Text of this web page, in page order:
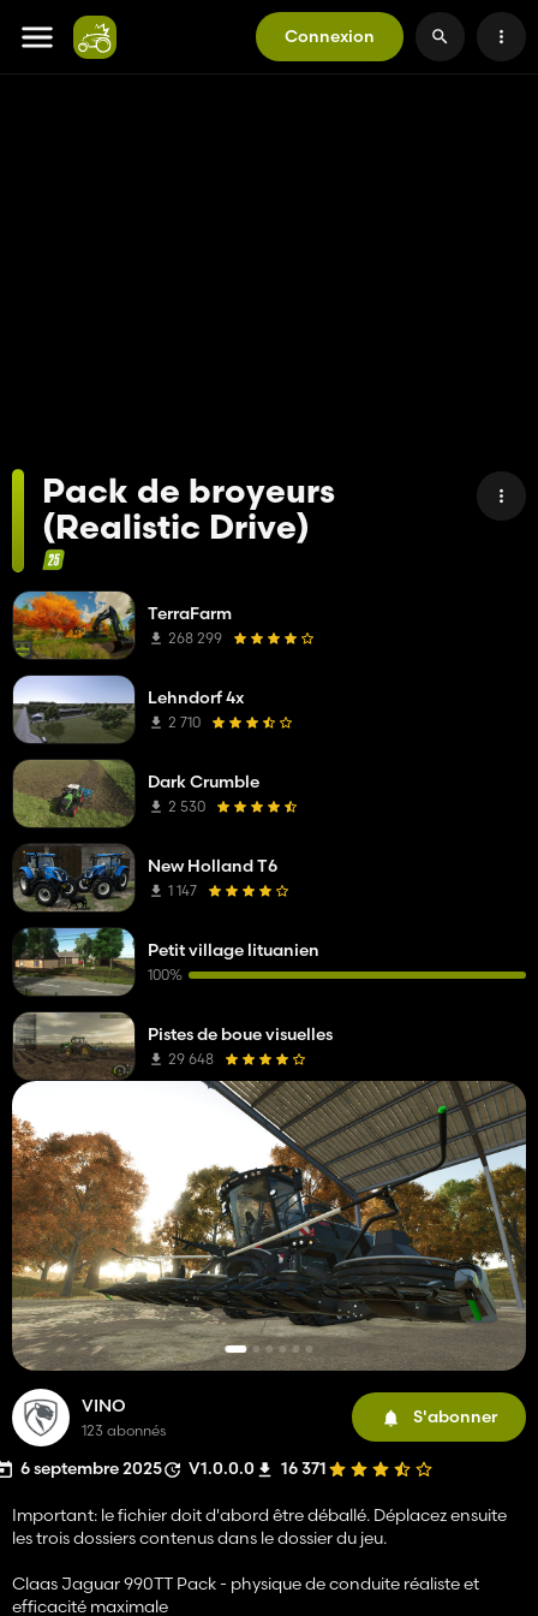
Connexion
Pack de broyeurs
(Realistic Drive)
VINO
123 abonnés
S'abonner
6 septembre 2025 V1.0.0.0 16 371
Important: le fichier doit d'abord être déballé. Déplacez ensuite
les trois dossiers contenus dans le dossier du jeu.
Claas Jaguar 990TT Pack - physique de conduite réaliste et
efficacité maximale
TerraFarm
268 299
Lehndorf 4x
2 710
Dark Crumble
2 530
New Holland T6
1 147
Petit village lituanien
100%
Pistes de boue visuelles
29 648